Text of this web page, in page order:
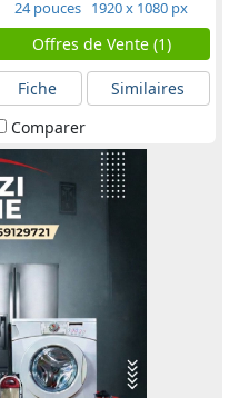
24 pouces 1920 x 1080 px
Offres de Vente (1)
Fiche
Similaires
Comparer